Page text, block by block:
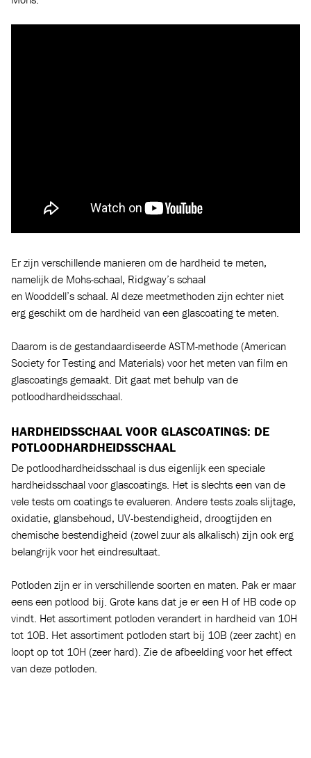
Er zijn verschillende manieren om de hardheid te meten,
namelijk de Mohs-schaal, Ridgway’s schaal
en Wooddell’s schaal. Al deze meetmethoden zijn echter niet
erg geschikt om de hardheid van een glascoating te meten.
Daarom is de gestandaardiseerde ASTM-methode (American
Society for Testing and Materials) voor het meten van film en
glascoatings gemaakt. Dit gaat met behulp van de
potloodhardheidsschaal.
HARDHEIDSSCHAAL VOOR GLASCOATINGS: DE
POTLOODHARDHEIDSSCHAAL
De potloodhardheidsschaal is dus eigenlijk een speciale
hardheidsschaal voor glascoatings. Het is slechts een van de
vele tests om coatings te evalueren. Andere tests zoals slijtage,
oxidatie, glansbehoud, UV-bestendigheid, droogtijden en
chemische bestendigheid (zowel zuur als alkalisch) zijn ook erg
belangrijk voor het eindresultaat.
Potloden zijn er in verschillende soorten en maten. Pak er maar
eens een potlood bij. Grote kans dat je er een H of HB code op
vindt. Het assortiment potloden verandert in hardheid van 10H
tot 10B. Het assortiment potloden start bij 10B (zeer zacht) en
loopt op tot 10H (zeer hard). Zie de afbeelding voor het effect
van deze potloden.